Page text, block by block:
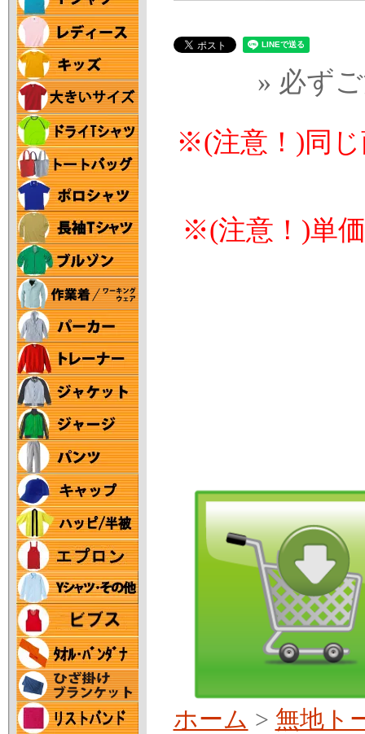
» 必ず
※(注意！)同
※(注意！)単
ホーム > 無地ト